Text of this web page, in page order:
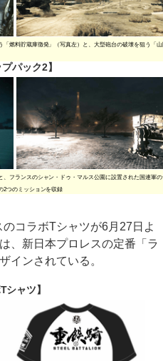
燃料貯蔵庫徴発」（写真左）と、大型砲台の破壊を狙う「
プパック2】
フランスのシャン・ドゥ・マルス公園に設置された国連軍
2つのミッションを収録
コラボTシャツが6月27日よ
、新日本プロレスの定番「ラ
インされている。
シャツ】